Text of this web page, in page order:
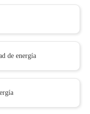
de energía